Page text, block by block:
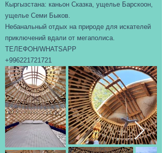
Кыргызстана: каньон Сказка, ущелье Барскоон,
ущелье Семи Быков.
Небанальный отдых на природе для искателей
приключений вдали от мегаполиса.
ТЕЛЕФОН/WHATSAPP
+996221721721